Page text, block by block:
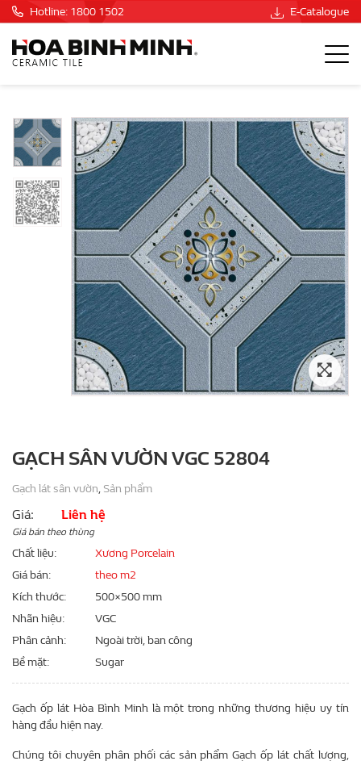
Hotline: 1800 1502 E-Catalogue
GẠCH SÂN VƯỜN VGC 52804
Gạch lát sân vườn, Sản phẩm
Giá: Liên hệ
Giá bán theo thùng
Chất liệu
Xương Porcelain
Giá bán
theo m2
Kích thước
500×500 mm
Nhãn hiệu
VGC
Phân cảnh
Ngoài trời, ban công
Bề mặt
Sugar
Gạch ốp lát Hòa Bình Minh là một trong những thương hiệu uy tín
hàng đầu hiện nay.
Chúng tôi chuyên phân phối các sản phẩm Gạch ốp lát chất lượng,